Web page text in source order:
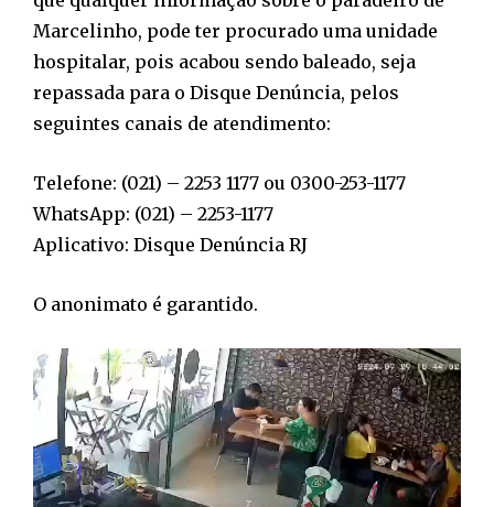
Marcelinho, pode ter procurado uma unidade
hospitalar, pois acabou sendo baleado, seja
repassada para o Disque Denúncia, pelos
seguintes canais de atendimento:
Telefone: (021) – 2253 1177 ou 0300-253-1177
WhatsApp: (021) – 2253-1177
Aplicativo: Disque Denúncia RJ
O anonimato é garantido.